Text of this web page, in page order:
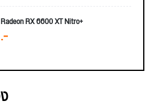
RX 6600 XT Nitro+